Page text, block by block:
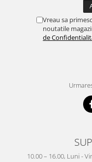
Vreau sa
noutatile
de
10.00 – 16.00, Luni -